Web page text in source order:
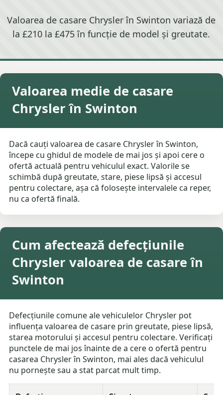
Valoarea de casare Chrysler în Swinton variază de
la £210 la £475 în funcție de model și greutate.
Valoarea medie de casare
Chrysler în Swinton
Dacă cauți valoarea de casare Chrysler în Swinton,
începe cu ghidul de modele de mai jos și apoi cere o
ofertă actuală pentru vehiculul exact. Valorile se
schimbă după greutate, stare, piese lipsă și accesul
pentru colectare, așa că folosește intervalele ca reper,
nu ca ofertă finală.
Cum afectează defecțiunile
Chrysler valoarea de casare în
Swinton
Defecțiunile comune ale vehiculelor Chrysler pot
influența valoarea de casare prin greutate, piese lipsă,
starea motorului și accesul pentru colectare. Verificați
punctele de mai jos înainte de a cere o ofertă pentru
casarea Chrysler în Swinton, mai ales dacă vehiculul
nu pornește sau a stat parcat mult timp.